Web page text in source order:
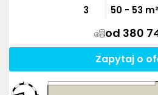
3
50 - 53 m²
od 380
Zapytaj o